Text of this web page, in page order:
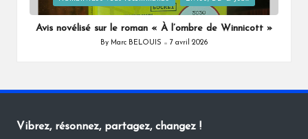
in
Avis novélisé sur le roman « À l’ombre de Winnicott »
Posted
By Marc BELOUIS 7 avril 2026
Vibrez, résonnez, partagez, changez !